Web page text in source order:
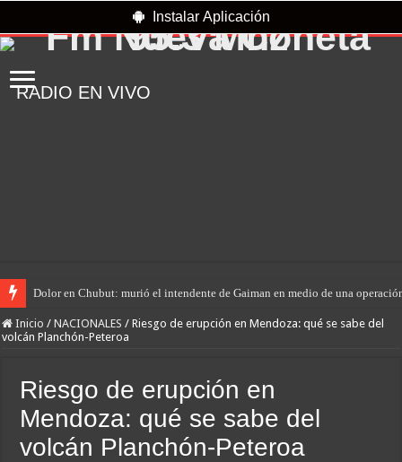
Instalar Aplicación
RADIO EN VIVO
Dolor en Chubut: murió el intendente de Gaiman en medio de una
Inicio / NACIONALES / Riesgo de erupción en Mendoza: qué se sabe del
volcán Planchón-Peteroa
Riesgo de erupción en
Mendoza: qué se sabe del
volcán Planchón-Peteroa